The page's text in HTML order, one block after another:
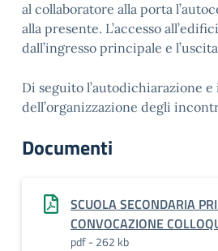
al collaboratore alla porta
alla presente. L’accesso
dall’ingresso principale e
Di seguito l’autodichiarazione e
dell’organizzazione degli
Documenti
SCUOLA SECONDARIA
CONVOCAZIONE
pdf - 262 kb